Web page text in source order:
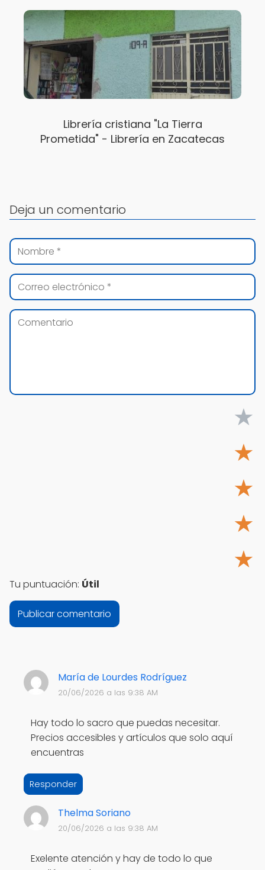
Librería cristiana "La Tierra
Prometida" - Librería en Zacatecas
María de Lourdes Rodríguez
20/06/2026 a las 9:38 AM
Hay todo lo sacro que puedas necesitar.
Precios accesibles y artículos que solo aquí
encuentras
Responder
Thelma Soriano
20/06/2026 a las 9:38 AM
Exelente atención y hay de todo lo que
Deja un comentario
★
★
★
★
★
Tu puntuación: Útil